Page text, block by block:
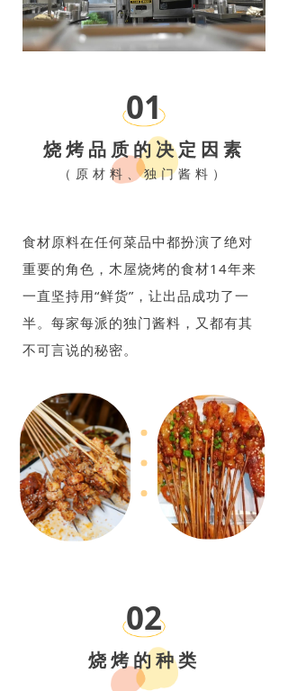
01
烧烤品质的决定因素
（原材料、独门酱料）
食材原料在任何菜品中都扮演了绝对
重要的角色，木屋烧烤的食材14年来
一直坚持用“鲜货”，让出品成功了一
半。每家每派的独门酱料，又都有其
不可言说的秘密。
02
烧烤的种类